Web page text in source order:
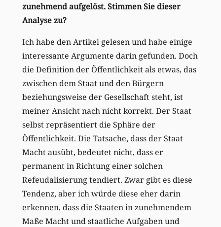
zunehmend aufgelöst. Stimmen Sie dieser
Analyse zu?
Ich habe den Artikel gelesen und habe einige
interessante Argumente darin gefunden. Doch
die Definition der Öffentlichkeit als etwas, das
zwischen dem Staat und den Bürgern
beziehungsweise der Gesellschaft steht, ist
meiner Ansicht nach nicht korrekt. Der Staat
selbst repräsentiert die Sphäre der
Öffentlichkeit. Die Tatsache, dass der Staat
Macht ausübt, bedeutet nicht, dass er
permanent in Richtung einer solchen
Refeudalisierung tendiert. Zwar gibt es diese
Tendenz, aber ich würde diese eher darin
erkennen, dass die Staaten in zunehmendem
Maße Macht und staatliche Aufgaben und